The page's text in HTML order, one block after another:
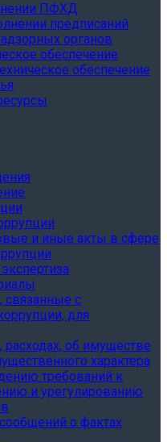
ПФХД
предписаний
органов
обеспечение
обеспечение
и иные акты в сфере
с
для
об имуществе
характера
требований к
и урегулированию
о фактах